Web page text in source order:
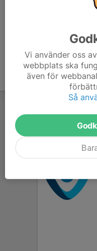
Vi använder oss
webbplats ska
även för
Så